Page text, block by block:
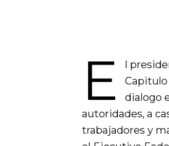
E
l
Capitulo
dialogo
autoridades, a
trabajadores y